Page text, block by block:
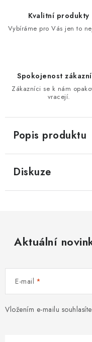
Kvalitní produkty
Vybíráme pro Vás jen to
Spokojenost
Zákazníci se k nám
vracejí.
Popis produktu
Diskuze
Aktuální
E-mail
Vložením e-mailu